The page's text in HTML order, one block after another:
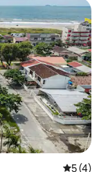
レビュー
5 (4)